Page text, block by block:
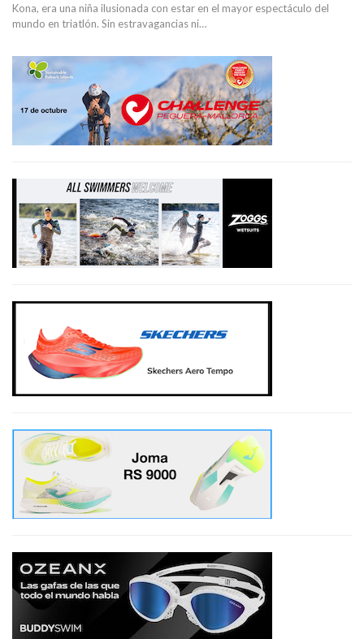
Kona, era una niña ilusionada con estar en el mayor espectáculo del
mundo en triatlón. Sin estravagancias ni…